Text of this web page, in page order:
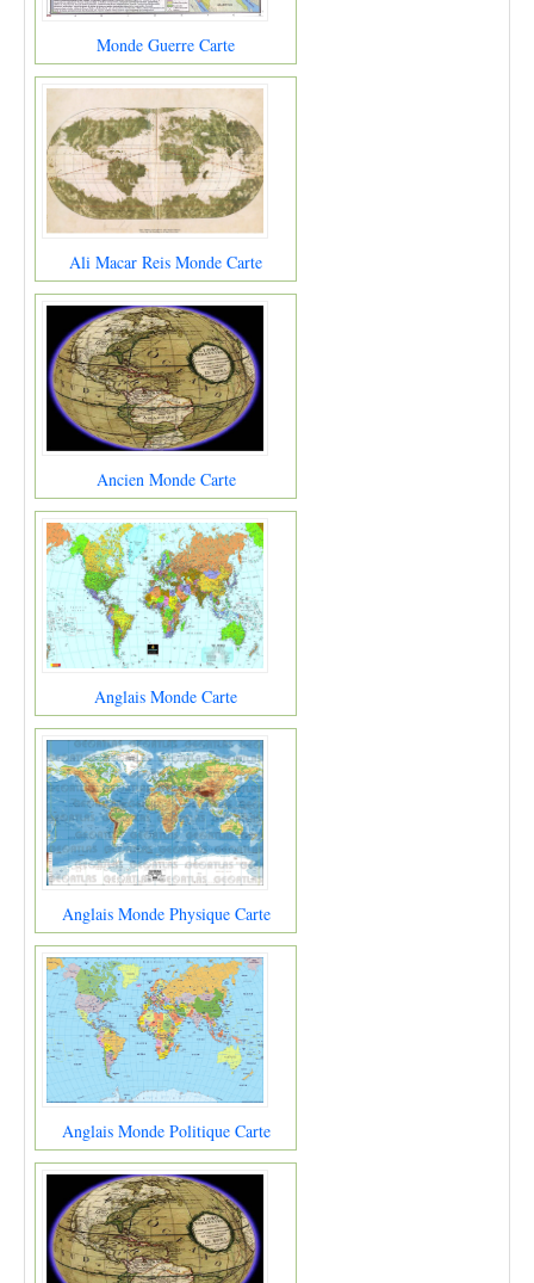
Monde Guerre Carte
Ali Macar Reis Monde Carte
Ancien Monde Carte
Anglais Monde Carte
Anglais Monde Physique Carte
Anglais Monde Politique Carte